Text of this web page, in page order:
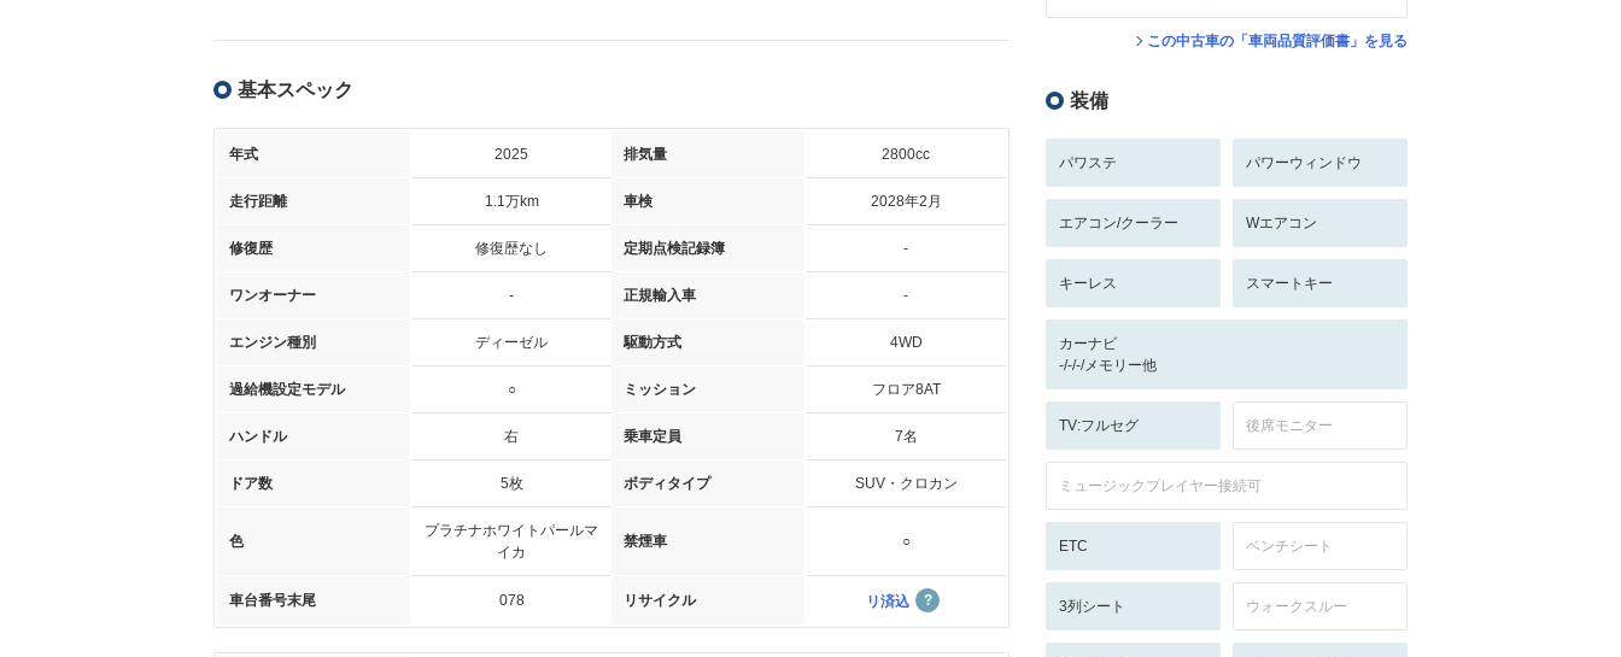
基本スペック
年式 2025 排気量 2800cc
走行距離 1.1万km 車検 2028年2月
修復歴 修復歴なし 定期点検記録簿 -
ワンオーナー - 正規輸入車 -
エンジン種別 ディーゼル 駆動方式 4WD
過給機設定モデル ○ ミッション フロア8AT
ハンドル 右 乗車定員 7名
ドア数 5枚 ボディタイプ SUV・クロカン
色
プラチナホワイトパールマ
イカ
禁煙車 ○
車台番号末尾 078 リサイクル リ済込
この中古車の「車両品質評価書」を見る
装備
パワステ パワーウィンドウ
エアコン/クーラー Wエアコン
キーレス スマートキー
カーナビ
-/-/-/メモリー他
TV:フルセグ 後席モニター
ミュージックプレイヤー接続可
ETC ベンチシート
3列シート ウォークスルー